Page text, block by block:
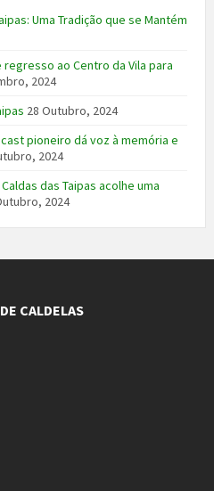
Uma Tradição que se Mantém
regresso ao Centro da Vila para
2024
28 Outubro, 2024
pioneiro dá voz à memória e
2024
das Taipas acolhe uma
2024
CALDELAS